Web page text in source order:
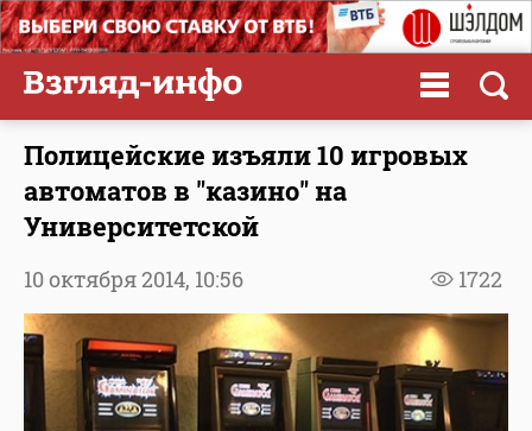
Полицейские изъяли 10 игровых
автоматов в "казино" на
Университетской
1722
10 октября 2014, 10:56